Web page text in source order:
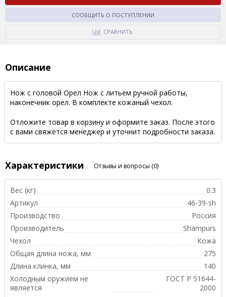
СООБЩИТЬ О ПОСТУПЛЕНИИ
СРАВНИТЬ
Описание
Нож с головой Орел Нож с литьем ручной работы,
наконечник орел. В комплекте кожаный чехол.
Отложите товар в корзину и оформите заказ. После этого
с вами свяжется менеджер и уточнит подробности заказа.
Характеристики Отзывы и вопросы (0)
Вес (кг)
0.3
Артикул
46-39-sh
Производство
Россия
Производитель
Shampurs
Чехол
Кожа
Общая длина ножа, мм
275
Длина клинка, мм
140
Холодным оружием не
является
ГОСТ Р 51644-
2000